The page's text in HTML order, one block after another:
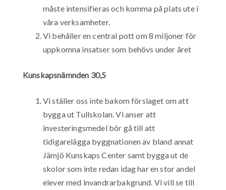
måste intensifieras och komma på plats ute i
våra verksamheter.
Vi behåller en central pott om 8 miljoner för
uppkomna insatser som behövs under året
Kunskapsnämnden 30,5
Vi ställer oss inte bakom förslaget om att
bygga ut Tullskolan. Vi anser att
investeringsmedel bör gå till att
tidigarelägga byggnationen av bland annat
Jämjö Kunskaps Center samt bygga ut de
skolor som inte redan idag har en stor andel
elever med invandrarbakgrund. Vi vill se till